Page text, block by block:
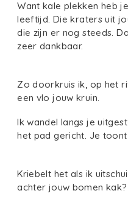
Want kale plekken heb
leeftijd. Die kraters uit
die zijn er nog steeds.
zeer dankbaar.
Zo doorkruis ik, op het
een vlo jouw kruin.
Ik wandel langs je
het pad gericht. Je toont
Kriebelt het als ik
achter jouw bomen kak?